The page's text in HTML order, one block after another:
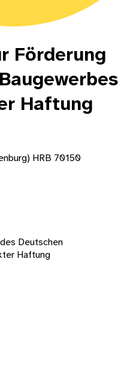
Förderung
Haftung
HRB 70150
Deutschen
Haftung